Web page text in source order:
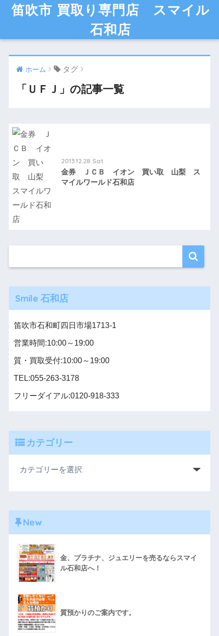
笛吹市 買取り専門店 スマイル
石和店
ホーム タグ
「ＵＦＪ」の記事一覧
2013.12.28 Sat
金券 ＪＣＢ イオン 買い取 山梨 ス
マイルワールド石和店
Smile 石和店
笛吹市石和町四日市場1713-1
営業時間:10:00～19:00
質・買取受付:10:00～19:00
TEL:055-263-3178
フリーダイアル:0120-918-333
カテゴリー
New
金、プラチナ、ジュエリーを売るならスマイ
ル石和店へ！
質預かりのご案内です。